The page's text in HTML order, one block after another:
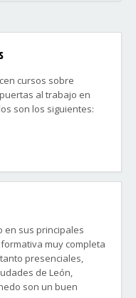
cursos sobre
al trabajo en
son los siguientes:
que buscas.
en sus principales
muy completa
presenciales,
de León,
son un buen